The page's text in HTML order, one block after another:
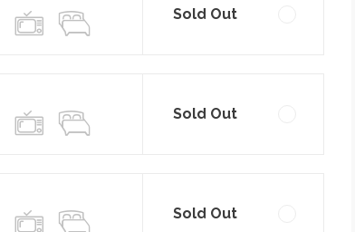
Sold Out
Sold Out
Sold Out